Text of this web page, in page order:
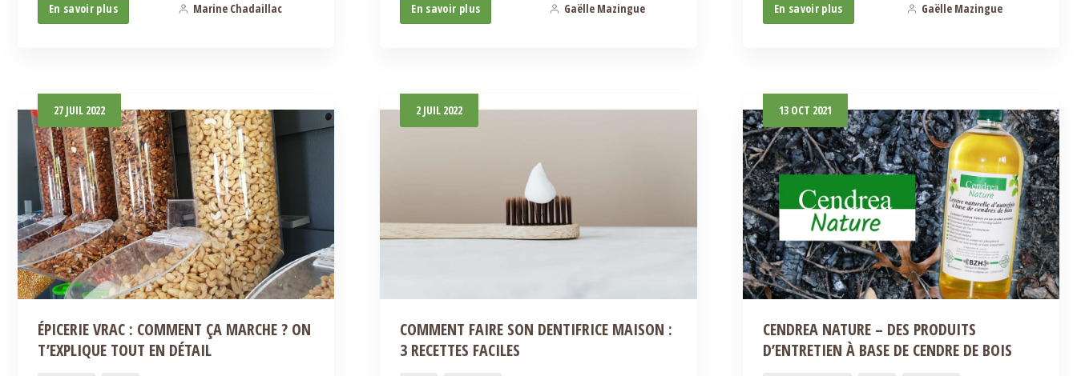
En savoir plus Marine Chadaillac En savoir plus Gaëlle Mazingue En savoir plus Gaëlle Mazingue
27 JUIL 2022
ÉPICERIE VRAC : COMMENT ÇA MARCHE ? ON
T’EXPLIQUE TOUT EN DÉTAIL
2 JUIL 2022
COMMENT FAIRE SON DENTIFRICE MAISON :
3 RECETTES FACILES
13 OCT 2021
CENDREA NATURE – DES PRODUITS
D’ENTRETIEN À BASE DE CENDRE DE BOIS